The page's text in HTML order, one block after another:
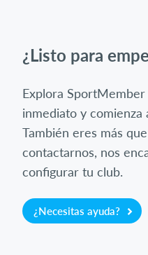
¿Listo para
Explora
inmediato y
También eres más
contactarnos, nos
configurar tu club.
¿Necesitas ayuda?